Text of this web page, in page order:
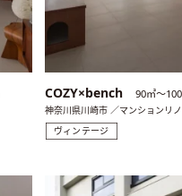
COZY×bench 90㎡〜
神奈川県川崎市 ／マンションリ
ヴィンテージ